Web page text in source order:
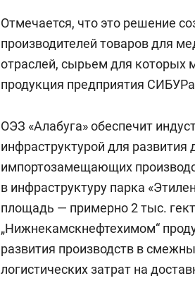
Отмечается, что это решение
производителей товаров для
отраслей, сырьем для которых
продукция предприятия
ОЭЗ «Алабуга» обеспечит
инфраструктурой для
импортозамещающих
в инфраструктуру парка
площадь — примерно 2 тыс.
„Нижнекамскнефтехимом“
развития производств в
логистических затрат на